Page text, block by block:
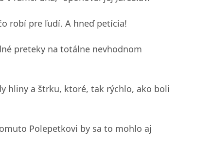
robí pre ľudí. A hneď petícia!
preteky na totálne nevhodnom
hliny a štrku, ktoré, tak rýchlo, ako boli
Polepetkovi by sa to mohlo aj